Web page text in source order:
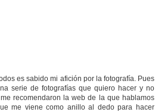
es sabido mi afición por la fotografía. Pues
serie de fotografías que quiero hacer y no
recomendaron la web de la que hablamos
me viene como anillo al dedo para hacer